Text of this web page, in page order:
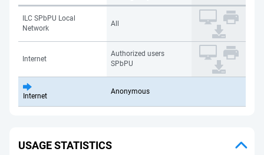
ILC SPbPU Local
Network
All
Internet
Authorized users
SPbPU
Internet
Anonymous
USAGE STATISTICS